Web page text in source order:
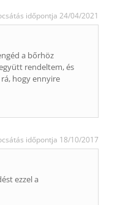
időpontja 24/04/2021
a bőrhöz
rendeltem, és
hogy ennyire
időpontja 18/10/2017
ezzel a